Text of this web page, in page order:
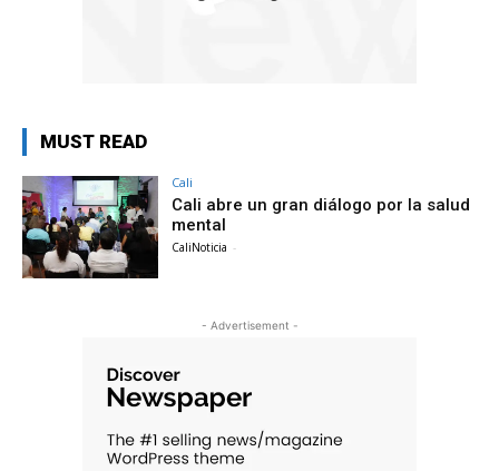
MUST READ
Cali
Cali abre un gran diálogo por la salud
mental
CaliNoticia -
- Advertisement -